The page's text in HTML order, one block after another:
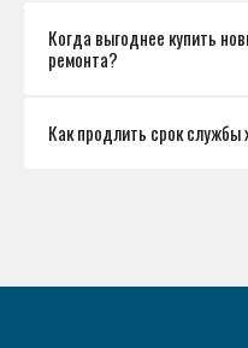
Когда выгоднее купить
ремонта?
Как продлить срок службы